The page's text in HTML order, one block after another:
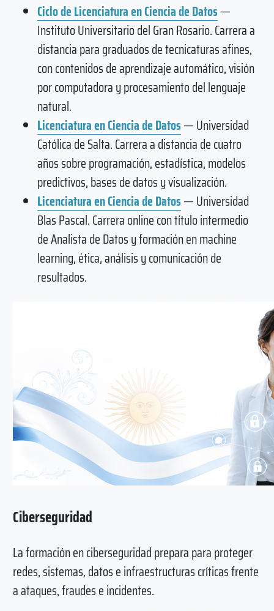
Ciclo de Licenciatura en Ciencia de Datos—
Instituto Universitario del Gran Rosario. Carrera a
distancia para graduados de tecnicaturas afines,
con contenidos de aprendizaje automático, visión
por computadora y procesamiento del lenguaje
natural.
Licenciatura en Ciencia de Datos— Universidad
Católica de Salta. Carrera a distancia de cuatro
años sobre programación, estadística, modelos
predictivos, bases de datos y visualización.
Licenciatura en Ciencia de Datos— Universidad
Blas Pascal. Carrera online con título intermedio
de Analista de Datos y formación en machine
learning, ética, análisis y comunicación de
resultados.
Ciberseguridad
La formación en ciberseguridad prepara para proteger
redes, sistemas, datos e infraestructuras críticas frente
a ataques, fraudes e incidentes.